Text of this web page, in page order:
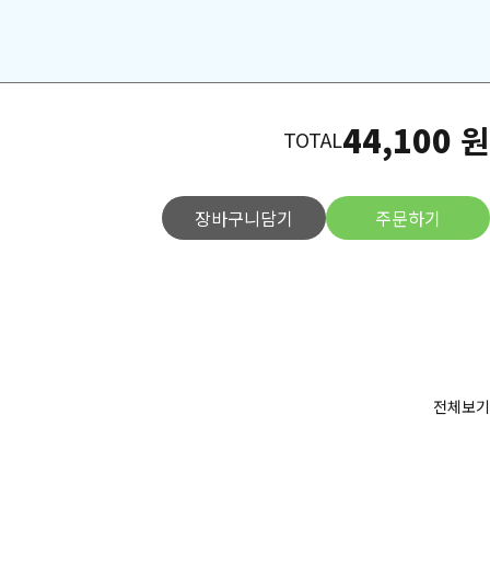
TOTAL44,100 원
장바구니담기 주문하기
전체보기